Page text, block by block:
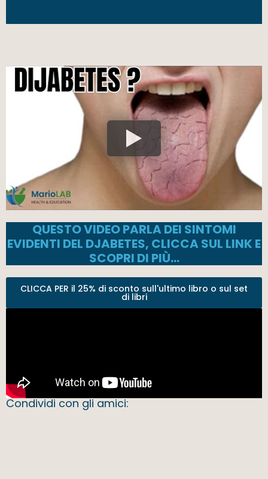
QUESTO VIDEO PARLA DEI SINTOMI
EVIDENTI DEL DJABETES, CLICCA SUL LINK E
SCOPRI DI PIÙ…
CLICCA PER il 25% di sconto sull'ultimo libro o sul set
di libri
Condividi con gli amici: